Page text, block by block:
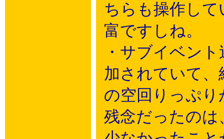
ちらも操作し
富ですしね。
・サブイベン
加されていて
の空回りっぷ
残念だったの